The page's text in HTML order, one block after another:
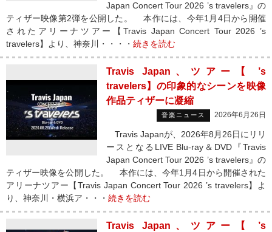
Japan Concert Tour 2026 ’s travelers』の
ティザー映像第2弾を公開した。 本作には、今年1月4日から開催
されたアリーナツアー【Travis Japan Concert Tour 2026 ’s
travelers】より、神奈川・・・・ 続きを読む
Travis Japan、ツアー【 ’s
travelers】の印象的なシーンを映像
作品ティザーに凝縮
音楽ニュース 2026年6月26日
Travis Japanが、2026年8月26日にリリ
ースとなるLIVE Blu-ray＆DVD『Travis
Japan Concert Tour 2026 ’s travelers』の
ティザー映像を公開した。 本作には、今年1月4日から開催された
アリーナツアー【Travis Japan Concert Tour 2026 ’s travelers】よ
り、神奈川・横浜ア・・・ 続きを読む
Travis Japan、ツアー【 ’s